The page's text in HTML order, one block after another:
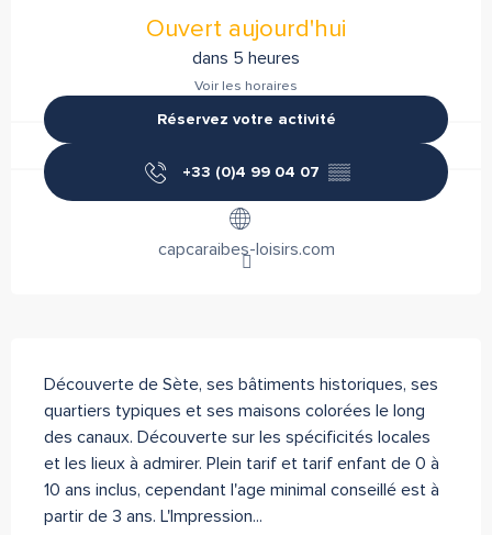
Ouvert aujourd'hui
dans 5 heures
Voir les horaires
Réservez votre activité
+33 (0)4 99 04 07 ▒▒
capcaraibes-loisirs.com
Description
Découverte de Sète, ses bâtiments historiques, ses
quartiers typiques et ses maisons colorées le long
des canaux. Découverte sur les spécificités locales
et les lieux à admirer. Plein tarif et tarif enfant de 0 à
10 ans inclus, cependant l'age minimal conseillé est à
partir de 3 ans. L'Impression...